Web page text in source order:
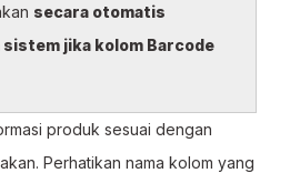
secara otomatis
jika kolom Barcode
produk sesuai dengan
Perhatikan nama kolom yang